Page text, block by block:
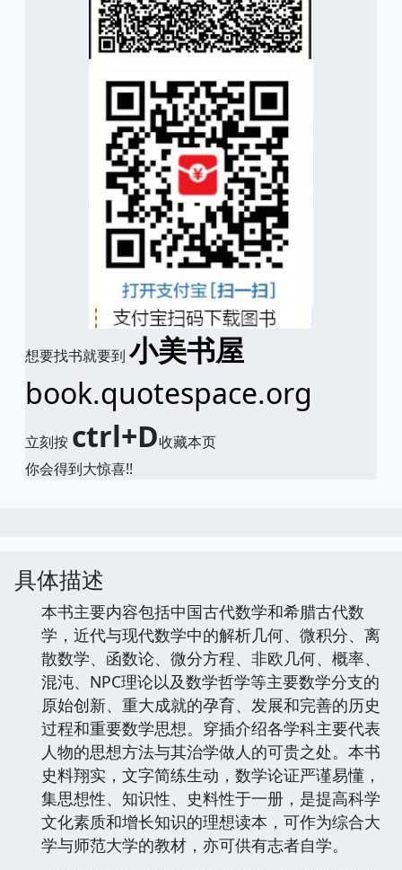
想要找书就要到 小美书屋
book.quotespace.org
立刻按 ctrl+D收藏本页
你会得到大惊喜!!
具体描述
本书主要内容包括中国古代数学和希腊古代数
学，近代与现代数学中的解析几何、微积分、离
散数学、函数论、微分方程、非欧几何、概率、
混沌、NPC理论以及数学哲学等主要数学分支的
原始创新、重大成就的孕育、发展和完善的历史
过程和重要数学思想。穿插介绍各学科主要代表
人物的思想方法与其治学做人的可贵之处。本书
史料翔实，文字简练生动，数学论证严谨易懂，
集思想性、知识性、史料性于一册，是提高科学
文化素质和增长知识的理想读本，可作为综合大
学与师范大学的教材，亦可供有志者自学。